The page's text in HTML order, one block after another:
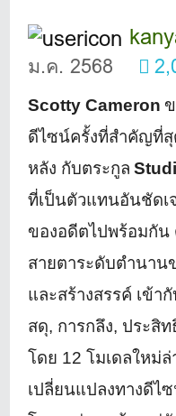
ม.ค. 2568
Scotty Cameron
ดีไซน์ครั้งที่สำคัญที่สุ
หลัง กับตระกูล
ที่เป็นตัวแทนอันชัดเ
ของอดีตไปพร้อมกัน
สายตาระดับตำนาน
และสร้างสรรค์ เข้า
สดุ, การกลึง, ประสิท
โดย 12โมเดลใหม่
เปลี่ยนแปลงทางดีไ